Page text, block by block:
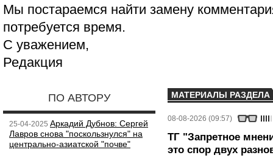
Мы постараемся найти замену
потребуется время.
С уважением,
Редакция
ПО АВТОРУ
25-04-2025 Аркадий Дубнов: Сергей
Лавров снова "поскользнулся" на
центрально-азиатской "почве"
МАТЕРИАЛЫ РАЗДЕЛА
08-08-2026 (09:57)
ТГ "Запретное
это спор двух